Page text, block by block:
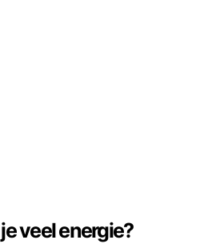
veel energie?